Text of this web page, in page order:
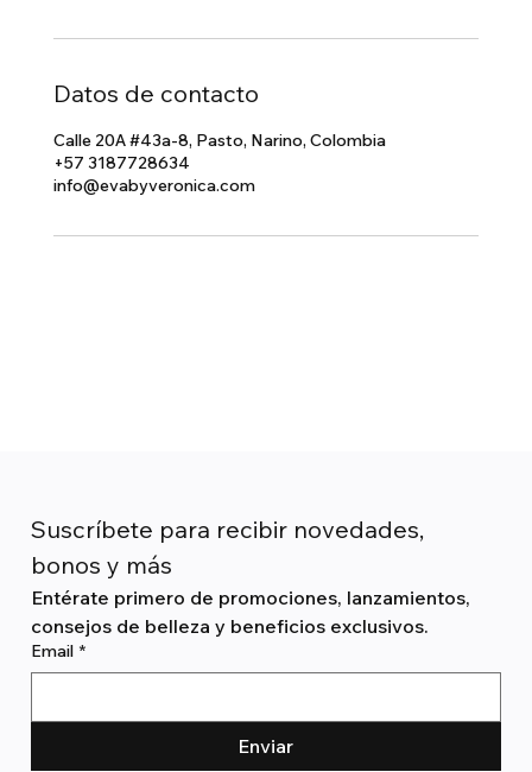
Datos de contacto
Calle 20A #43a-8, Pasto, Narino, Colombia
+57 3187728634
info@evabyveronica.com
Suscríbete para recibir novedades,
bonos y más
Entérate primero de promociones, lanzamientos,
consejos de belleza y beneficios exclusivos.
Email *
Enviar